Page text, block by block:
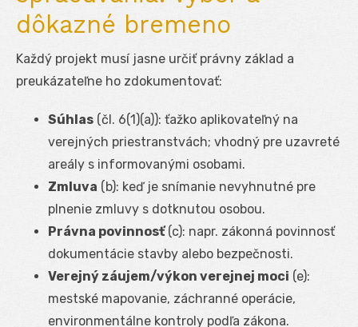
dôkazné bremeno
Každý projekt musí jasne určiť právny základ a
preukázateľne ho zdokumentovať:
Súhlas (čl. 6(1)(a)): ťažko aplikovateľný na
verejných priestranstvách; vhodný pre uzavreté
areály s informovanými osobami.
Zmluva (b): keď je snímanie nevyhnutné pre
plnenie zmluvy s dotknutou osobou.
Právna povinnosť(c): napr. zákonná povinnosť
dokumentácie stavby alebo bezpečnosti.
Verejný záujem/výkon verejnej moci (e):
mestské mapovanie, záchranné operácie,
environmentálne kontroly podľa zákona.